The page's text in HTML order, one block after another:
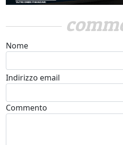
Nome
Indirizzo email
Commento